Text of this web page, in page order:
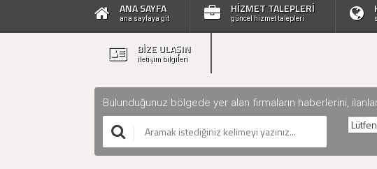
ANA SAYFA
ana sayfaya git
HİZMET TALEPLERİ
güncel hizmet talepleri
BİZE ULAŞIN
iletişim bilgileri
Bulunduğunuz bölgede yer alan firmaların haberlerini,